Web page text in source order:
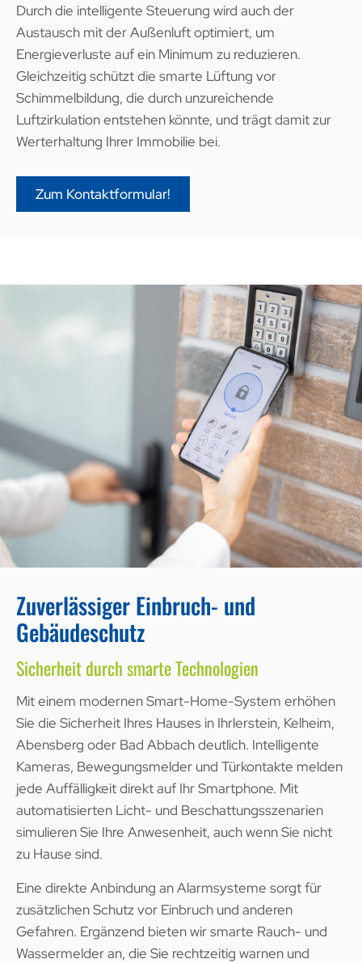
Durch die intelligente Steuerung wird auch der
Austausch mit der Außenluft optimiert, um
Energieverluste auf ein Minimum zu reduzieren.
Gleichzeitig schützt die smarte Lüftung vor
Schimmelbildung, die durch unzureichende
Luftzirkulation entstehen könnte, und trägt damit zur
Werterhaltung Ihrer Immobilie bei.
Zum Kontaktformular!
Zuverlässiger Einbruch- und
Gebäudeschutz
Sicherheit durch smarte Technologien
Mit einem modernen Smart-Home-System erhöhen
Sie die Sicherheit Ihres Hauses in Ihrlerstein, Kelheim,
Abensberg oder Bad Abbach deutlich. Intelligente
Kameras, Bewegungsmelder und Türkontakte melden
jede Auffälligkeit direkt auf Ihr Smartphone. Mit
automatisierten Licht- und Beschattungsszenarien
simulieren Sie Ihre Anwesenheit, auch wenn Sie nicht
zu Hause sind.
Eine direkte Anbindung an Alarmsysteme sorgt für
zusätzlichen Schutz vor Einbruch und anderen
Gefahren. Ergänzend bieten wir smarte Rauch- und
Wassermelder an, die Sie rechtzeitig warnen und